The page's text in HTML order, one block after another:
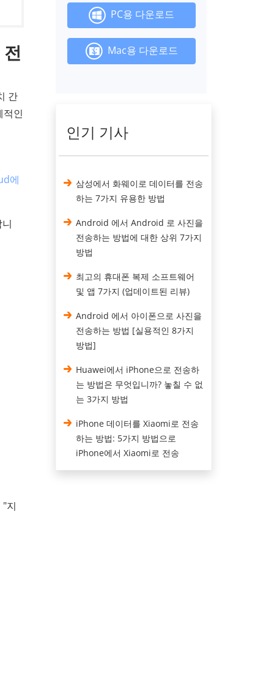
간
인
에
지
PC용 다운로드
Mac용 다운로드
인기 기사
삼성에서 화웨이로 데이터를 전송
하는 7가지 유용한 방법
Android 에서 Android 로 사진을
전송하는 방법에 대한 상위 7가지
방법
최고의 휴대폰 복제 소프트웨어
및 앱 7가지 (업데이트된 리뷰)
Android 에서 아이폰으로 사진을
전송하는 방법 [실용적인 8가지
방법]
Huawei에서 iPhone으로 전송하
는 방법은 무엇입니까? 놓칠 수 없
는 3가지 방법
iPhone 데이터를 Xiaomi로 전송
하는 방법: 5가지 방법으로
iPhone에서 Xiaomi로 전송